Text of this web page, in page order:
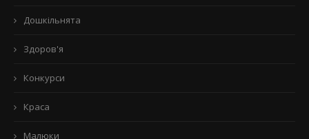
Дошкільнята
Здоров'я
Конкурси
Краса
Малюки